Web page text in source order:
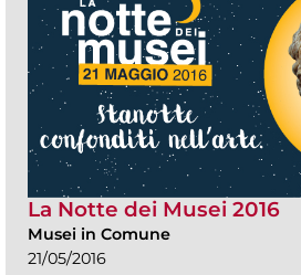
La Notte dei Musei 2016
Musei in Comune
21/05/2016